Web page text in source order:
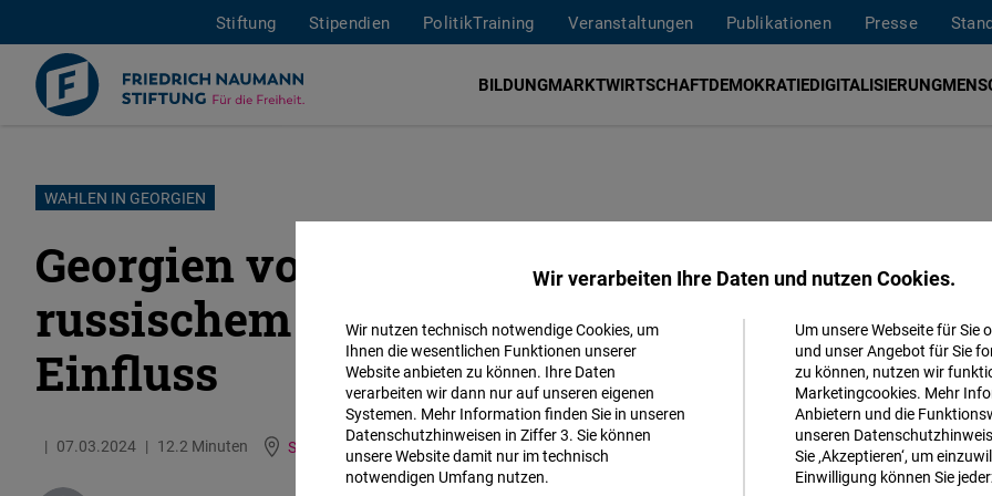
Direkt
Inhalt
Stiftung Stipendien PolitikTraining Veranstaltungen Publikationen Presse
BILDUNGMARKTWIRTSCHAFTDEMOKRATIEDIGITALISIERUNG
WAHLEN IN GEORGIEN
Georgien vor den Wahlen: Zwischen
russischem Druck und europäischem
Einfluss
07.03.2024 12.2 Minuten South Caucasus
Wir verarbeiten Ihre Daten und nutzen Cookies.
Wir nutzen technisch notwendige Cookies, um
Ihnen die wesentlichen Funktionen unserer
Website anbieten zu können. Ihre Daten
verarbeiten wir dann nur auf unseren eigenen
Systemen. Mehr Information finden Sie in unseren
Datenschutzhinweisen in Ziffer 3. Sie können
unsere Website damit nur im technisch
notwendigen Umfang nutzen.
Um unsere Webseite für Sie
und unser Angebot für Sie
zu können, nutzen wir
Marketingcookies. Mehr
Anbietern und die
unseren
Sie ‚Akzeptieren‘, um
Einwilligung können Sie
Matomo
Facebook
Embed
Akzeptieren